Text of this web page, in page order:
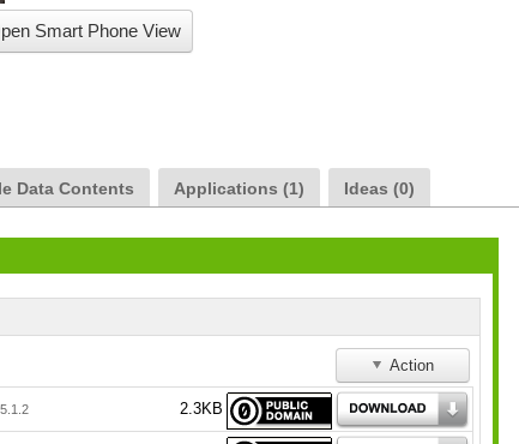
Smart Phone View
Data Contents Applications (1) Ideas (0)
Action
2.3KB